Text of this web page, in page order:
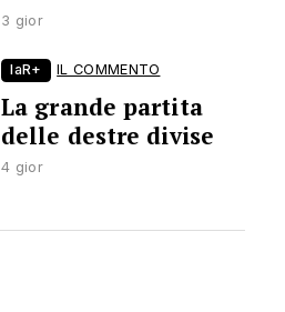
3 gior
laR+ IL COMMENTO
La grande partita
delle destre divise
4 gior